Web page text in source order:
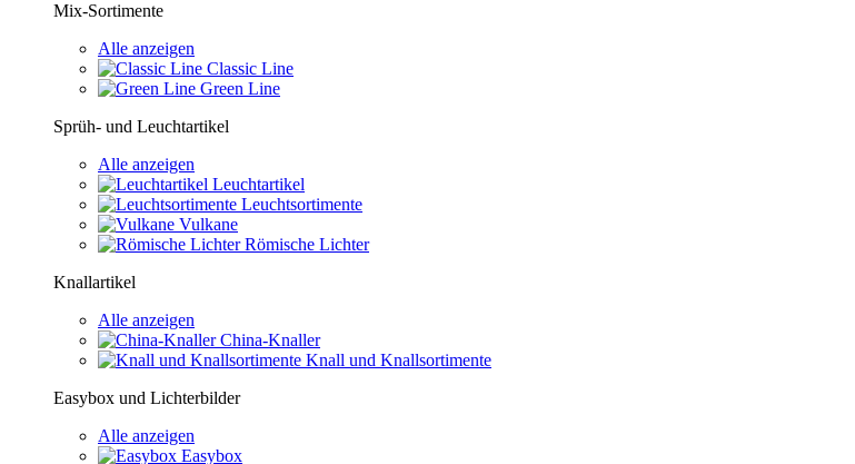
Mix-Sortimente
Alle anzeigen
Classic Line
Green Line
Sprüh- und Leuchtartikel
Alle anzeigen
Leuchtartikel
Leuchtsortimente
Vulkane
Römische Lichter
Knallartikel
Alle anzeigen
China-Knaller
Knall und Knallsortimente
Easybox und Lichterbilder
Alle anzeigen
Easybox